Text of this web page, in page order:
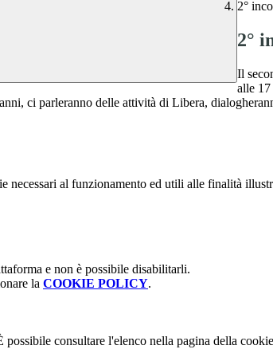
2°
2°
Il
alle
ci parleranno delle attività di Libera,
necessari al funzionamento ed utili alle finalità
e non è possibile disabilitarli.
la COOKIE POLICY.
consultare l'elenco nella pagina della